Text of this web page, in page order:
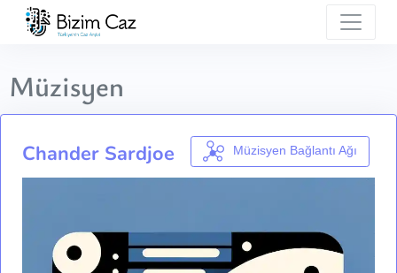
Müzisyen
Chander Sardjoe Müzisyen Bağlantı Ağı